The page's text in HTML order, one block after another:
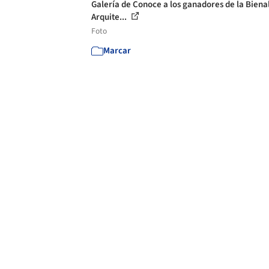
Galería de Conoce a los ganadores de la
Arquite...
Foto
Marcar